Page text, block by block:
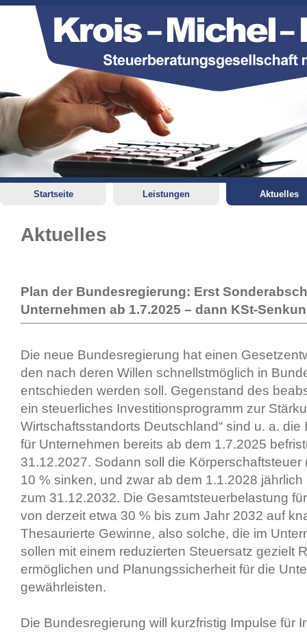
Startseite Leistungen Aktuelles
Aktuelles
Plan der Bundesregierung: Erst
Unternehmen ab 1.7.2025 – dann KSt-
Die neue Bundesregierung hat einen
den nach deren Willen schnellstmöglich in
entschieden werden soll. Gegenstand des
ein steuerliches Investitionsprogramm zur
Wirtschaftsstandorts Deutschland“ sind u. a.
für Unternehmen bereits ab dem 1.7.2025
31.12.2027. Sodann soll die Körperschaftsteuer
10 % sinken, und zwar ab dem 1.1.2028
zum 31.12.2032. Die Gesamtsteuerbelastung
von derzeit etwa 30 % bis zum Jahr 2032 auf
Thesaurierte Gewinne, also solche, die im
sollen mit einem reduzierten Steuersatz gezielt
ermöglichen und Planungssicherheit für die
gewährleisten.
Die Bundesregierung will kurzfristig Impulse für